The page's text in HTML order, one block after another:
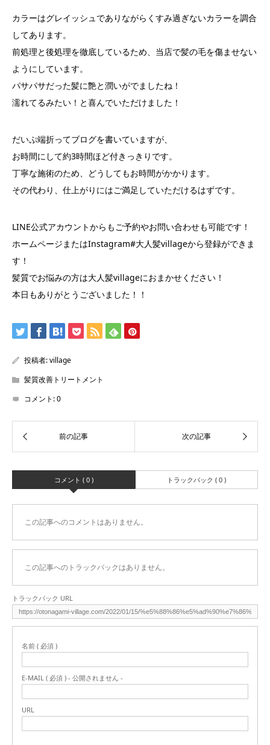
カラーはグレイッシュでありながらくすみ過ぎないカラーを調合
してあります。
前処理と後処理を徹底しているため、当店で髪の毛を傷ませない
ようにしています。
パサパサだった髪に艶と潤いがでましたね！
濡れてるみたい！と喜んでいただけました！
だいぷ端折ってブログを書いていますが、
お時間にして約3時間ほど付きっきりです。
丁寧な施術のため、どうしてもお時間がかかります。
その代わり、仕上がりにはご満足していただけるはずです。
LINE公式アカウントからもご予約やお問い合わせも可能です！
ホームページまたはInstagram#大人髪villageから登録ができま
す！
髪質でお悩みの方は大人髪villageにおまかせください！
本日もありがとうございました！！
投稿者:village
髪質改善トリートメント
コメント:0
コメント ( 0 ) トラックバック ( 0 )
この記事へのコメントはありません。
この記事へのトラックバックはありません。
トラックバック URL
名前 ( 必須 )
E-MAIL ( 必須 ) - 公開されません -
URL